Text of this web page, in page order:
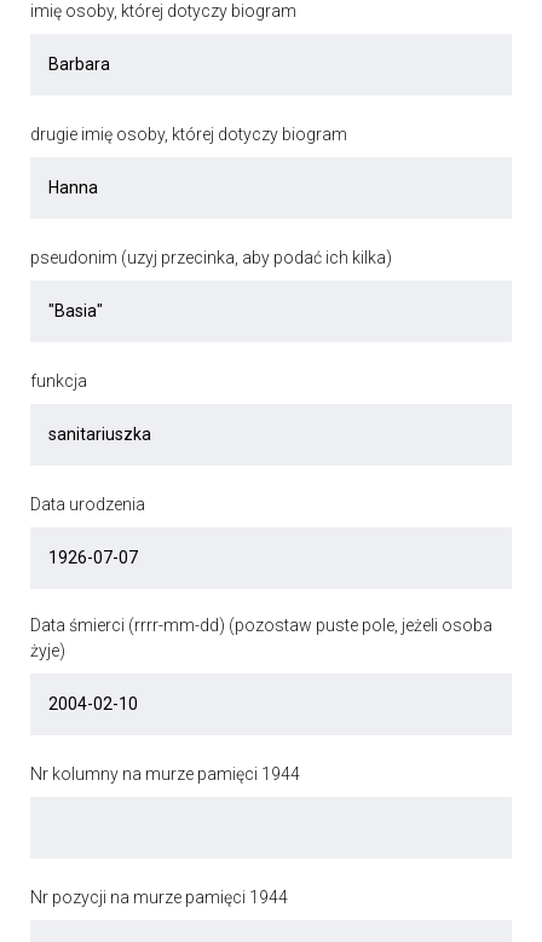
imię osoby, której dotyczy biogram
drugie imię osoby, której dotyczy biogram
pseudonim (uzyj przecinka, aby podać ich kilka)
funkcja
Data urodzenia
Data śmierci (rrrr-mm-dd) (pozostaw puste pole, jeżeli osoba
żyje)
Nr kolumny na murze pamięci 1944
Nr pozycji na murze pamięci 1944